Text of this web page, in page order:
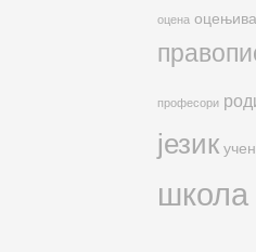
оцена
професори
језик
школа